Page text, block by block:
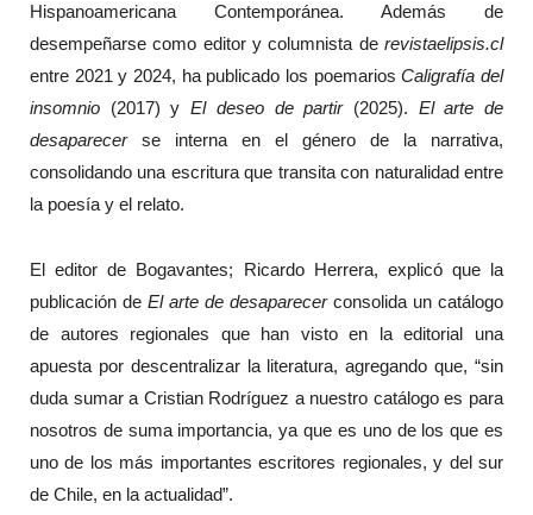
Hispanoamericana Contemporánea. Además de
desempeñarse como editor y columnista derevistaelipsis.cl
entre 2021 y 2024, ha publicado los poemariosCaligrafía del
insomnio(2017) yEl deseo de partir(2025). El arte de
desaparecerse interna en el género de la narrativa,
consolidando una escritura que transita con naturalidad entre
la poesía y el relato.
El editor de Bogavantes; Ricardo Herrera, explicó que la
publicación de El arte de desaparecerconsolida un catálogo
de autores regionales que han visto en la editorial una
apuesta por descentralizar la literatura, agregando que, “sin
duda sumar a Cristian Rodríguez a nuestro catálogo es para
nosotros de suma importancia, ya que es uno de los que es
uno de los más importantes escritores regionales, y del sur
de Chile, en la actualidad”.